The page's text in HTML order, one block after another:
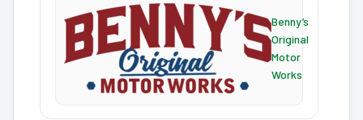
Benny’s
Original
Motor
Works